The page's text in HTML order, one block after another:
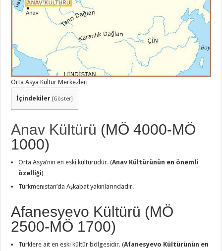
Orta Asya Kültür Merkezleri
İçindekiler [Göster]
Anav Kültürü (MÖ 4000-MÖ
1000)
Orta Asya’nın en eski kültürüdür. (Anav Kültürünün en önemli
özelliği)
Türkmenistan’da Aşkabat yakınlarındadır.
Afanesyevo Kültürü (MÖ
2500-MÖ 1700)
Türklere ait en eski kültür bölgesidir. (Afanesyevo Kültürünün en